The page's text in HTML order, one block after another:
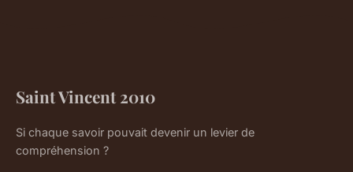
Saint Vincent 2010
Si chaque savoir pouvait devenir un levier de
compréhension ?